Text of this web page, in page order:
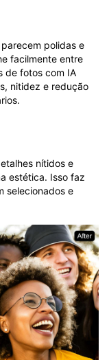
polidas e
facilmente entre
de fotos com IA
nitidez e redução
nítidos e
estética. Isso faz
selecionados e